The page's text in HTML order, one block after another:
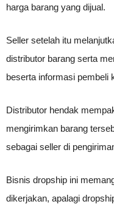
harga barang yang dijual.
Seller setelah itu
distributor barang serta
beserta informasi pembeli
Distributor hendak
mengirimkan barang
sebagai seller di
Bisnis dropship ini
dikerjakan, apalagi